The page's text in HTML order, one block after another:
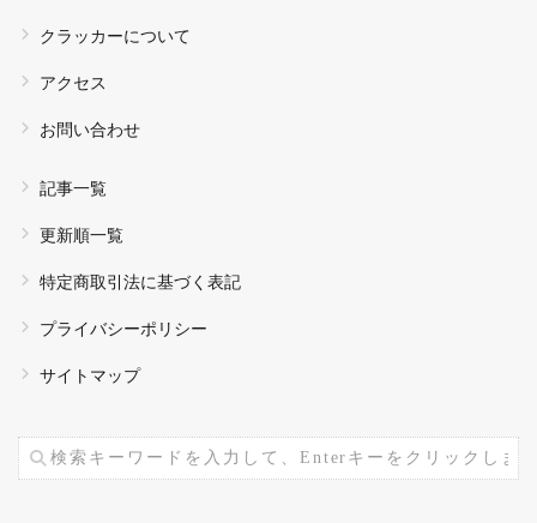
クラッカーについて
アクセス
お問い合わせ
記事一覧
更新順一覧
特定商取引法に基づく表記
プライバシーポリシー
サイトマップ